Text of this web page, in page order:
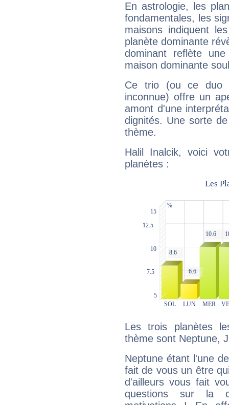
En astrologie, les
fondamentales, les
maisons indiquent
planète dominante
dominant reflète
maison dominante
Ce trio (ou ce duo
inconnue) offre un
amont d'une
dignités. Une sorte
thème.
Halil Inalcik, voici
planètes :
Les trois planètes
thème sont Neptune,
Neptune étant l'une
fait de vous un être
d'ailleurs vous fait
questions sur la